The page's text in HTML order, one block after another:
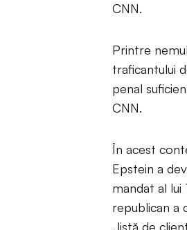
CNN.
Printre
traficantului
penal
CNN.
În acest
Epstein a
mandat al
republican a
„listă de